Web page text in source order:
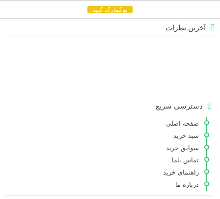
بوکمارک کنید
آخرین نظرات
دسترسی سریع
صفحه اصلی
سبد خرید
سوابق خرید
تماس باما
راهنمای خرید
درباره ما